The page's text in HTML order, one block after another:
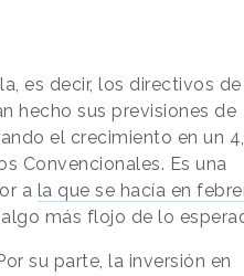
es decir, los directivos de
hecho sus previsiones de
el crecimiento en un
Convencionales. Es una
a la que se hacía en
más flojo de lo
su parte, la inversión en